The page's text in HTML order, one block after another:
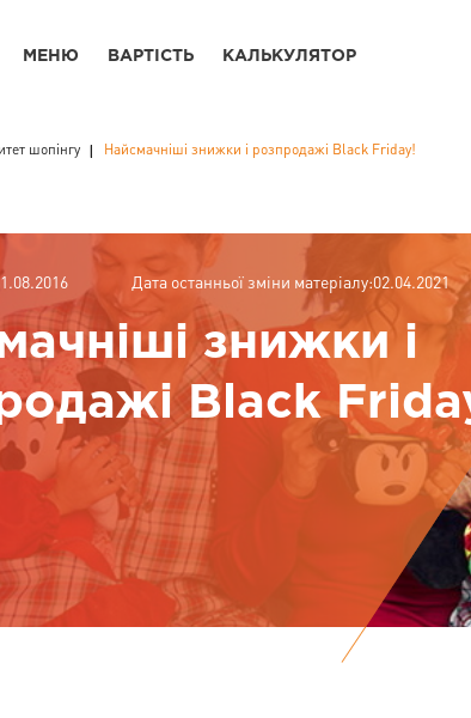
шопінгу Найсмачніші знижки і розпродажі Black Friday!
Дата останньої зміни матеріалу:02.04.2021
знижки і
Black
МЕНЮ ВАРТІСТЬ КАЛЬКУЛЯТОР